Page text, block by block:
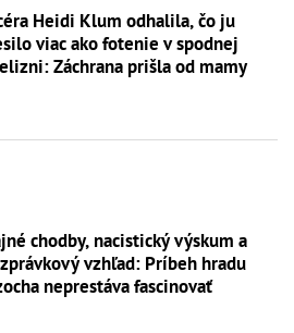
Heidi Klum odhalila, čo ju
viac ako fotenie v spodnej
Záchrana prišla od mamy
chodby, nacistický výskum a
vzhľad: Príbeh hradu
neprestáva fascinovať